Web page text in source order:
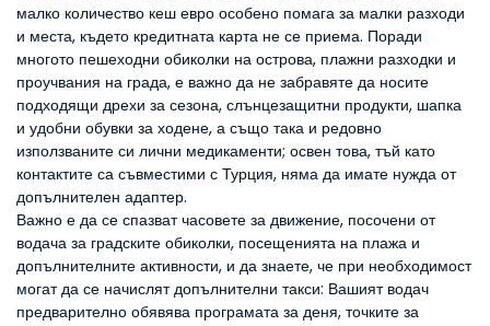
малко количество кеш евро особено помага за малки разходи
и места, където кредитната карта не се приема. Поради
многото пешеходни обиколки на острова, плажни разходки и
проучвания на града, е важно да не забравяте да носите
подходящи дрехи за сезона, слънцезащитни продукти, шапка
и удобни обувки за ходене, а също така и редовно
използваните си лични медикаменти; освен това, тъй като
контактите са съвместими с Турция, няма да имате нужда от
допълнителен адаптер.
Важно е да се спазват часовете за движение, посочени от
водача за градските обиколки, посещенията на плажа и
допълнителните активности, и да знаете, че при необходимост
могат да се начислят допълнителни такси: Вашият водач
предварително обявява програмата за деня, точките за